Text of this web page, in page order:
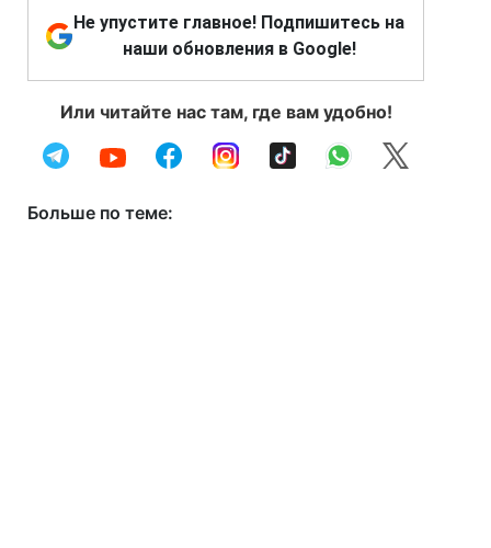
Не упустите главное! Подпишитесь на
наши обновления в Google!
Или читайте нас там, где вам удобно!
Больше по теме: